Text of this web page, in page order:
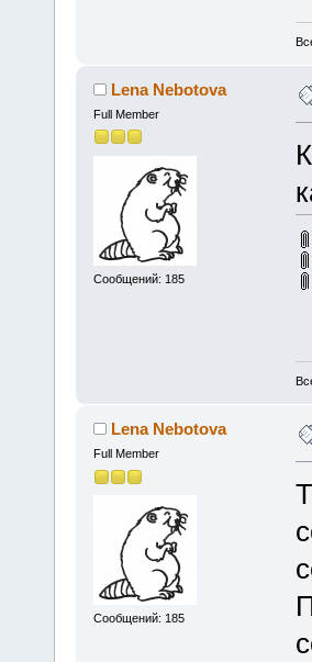
Lena Nebotova
Full Member
Сообщений: 185
Lena Nebotova
Full Member
Сообщений: 185